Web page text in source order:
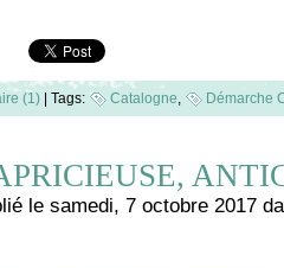
(1) | Tags: Catalogne Démarche
le samedi, 7 octobre 2017